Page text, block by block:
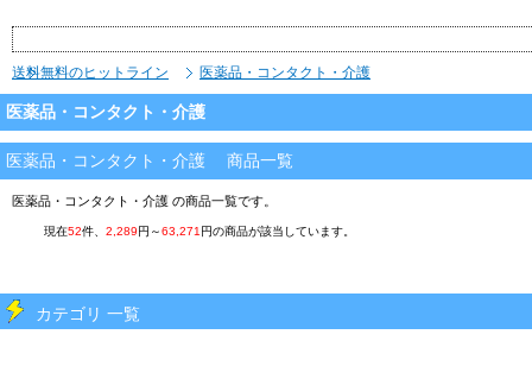
送料無料のヒットライン 医薬品・コンタクト・介護
医薬品・コンタクト・介護
医薬品・コンタクト・介護 商品一覧
医薬品・コンタクト・介護 の商品一覧です。
現在52件、 2,289円～63,271円の商品が該当しています。
カテゴリ 一覧